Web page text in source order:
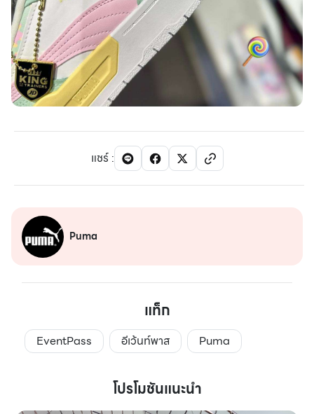
แชร์:
Puma
แท็ก
EventPass อีเว้นท์พาส Puma
โปรโมชันแนะนำ